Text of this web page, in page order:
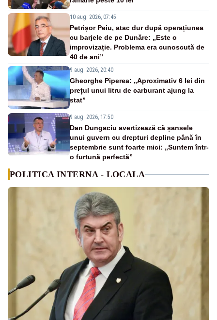
10 aug. 2026, 07:45
Petrișor Peiu, atac dur după operațiunea
cu barjele de pe Dunăre: „Este o
improvizație. Problema era cunoscută de
40 de ani”
9 aug. 2026, 20:40
Gheorghe Piperea: „Aproximativ 6 lei din
prețul unui litru de carburant ajung la
stat”
9 aug. 2026, 17:50
Dan Dungaciu avertizează că șansele
unui guvern cu drepturi depline până în
septembrie sunt foarte mici: „Suntem într-
o furtună perfectă”
POLITICA INTERNA - LOCALA